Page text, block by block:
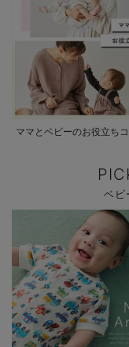
ママとベビーのお役立ち
ベビ